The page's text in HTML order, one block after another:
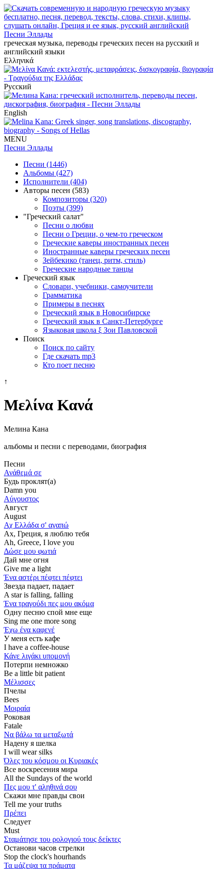
Песни Эллады
греческая музыка, переводы греческих песен на русский и
английский языки
Ελληνικά
Русский
English
MENU
Песни Эллады
Песни (1446)
Альбомы (427)
Исполнители (404)
Авторы песен (583)
Композиторы (320)
Поэты (399)
"Греческий салат"
Песни о любви
Песни о Греции, о чем-то греческом
Греческие каверы иностранных песен
Иностранные каверы греческих песен
Зейбекико (танец, ритм, стиль)
Греческие народные танцы
Греческий язык
Словари, учебники, самоучители
Грамматика
Примеры в песнях
Греческий язык в Новосибирске
Греческий язык в Санкт-Петербурге
Языковая школа ξ Зои Павловской
Поиск
Поиск по сайту
Где скачать mp3
Кто поет песню
↑
Μελίνα Κανά
Мелина Кана
альбомы и песни с переводами, биография
Песни
Ανάθεμά σε
Будь проклят(а)
Damn you
Αύγουστος
Август
August
Αχ Ελλάδα σ' αγαπώ
Ах, Греция, я люблю тебя
Ah, Greece, I love you
Δώσε μου φωτιά
Дай мне огня
Give me a light
Ένα αστέρι πέφτει πέφτει
Звезда падает, падает
A star is falling, falling
Ένα τραγούδι πες μου ακόμα
Одну песню спой мне еще
Sing me one more song
Έχω ένα καφενέ
У меня есть кафе
I have a coffee-house
Κάνε λιγάκι υπομονή
Потерпи немножко
Be a little bit patient
Μέλισσες
Пчелы
Bees
Μοιραία
Роковая
Fatale
Να βάλω τα μεταξωτά
Надену я шелка
I will wear silks
Όλες του κόσμου οι Κυριακές
Все воскресения мира
All the Sundays of the world
Πες μου τ' αληθινά σου
Скажи мне правды свои
Tell me your truths
Πρέπει
Следует
Must
Σταμάτησε του ρολογιού τους δείκτες
Останови часов стрелки
Stop the clock's hourhands
Τα μάζεψα τα πράματα